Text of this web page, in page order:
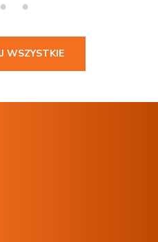
2 3
WSZYSTKIE